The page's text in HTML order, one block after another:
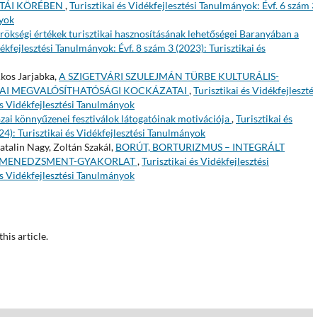
KÖRÉBEN ,Turisztikai és Vidékfejlesztési Tanulmányok: Évf. 6 szám
értékek turisztikai hasznosításának lehetőségei Baranyában a
Tanulmányok: Évf. 8 szám 3 (2023): Turisztikai és
Jarjabka,A SZIGETVÁRI SZULEJMÁN TÜRBE KULTURÁLIS-
MEGVALÓSÍTHATÓSÁGI KOCKÁZATAI ,Turisztikai és
Vidékfejlesztési Tanulmányok
könnyűzenei fesztiválok látogatóinak motivációja,Turisztikai és
Turisztikai és Vidékfejlesztési Tanulmányok
Nagy, Zoltán Szakál, BORÚT, BORTURIZMUS – INTEGRÁLT
GYAKORLAT,Turisztikai és Vidékfejlesztési
Vidékfejlesztési Tanulmányok
article.